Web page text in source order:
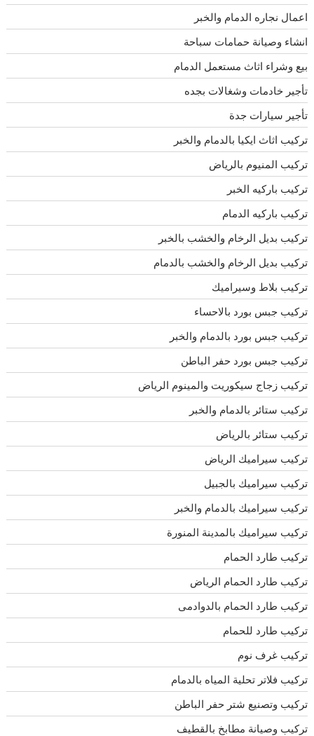
اعمال نجاره الدمام والخبر
انشاء وصيانة حمامات سباحة
بيع وشراء اثاث مستعمل الدمام
تأجير خادمات وشغالات بجده
تأجير سيارات جدة
تركيب اثاث ايكيا بالدمام والخبر
تركيب المنيوم بالرياض
تركيب باركيه الخبر
تركيب باركيه الدمام
تركيب بديل الرخام والخشب بالخبر
تركيب بديل الرخام والخشب بالدمام
تركيب بلاط وسيراميك
تركيب جبس بورد بالاحساء
تركيب جبس بورد بالدمام والخبر
تركيب جبس بورد حفر الباطن
تركيب زجاج سيكوريت والمينوم الرياض
تركيب ستائر بالدمام والخبر
تركيب ستائر بالرياض
تركيب سيراميك الرياض
تركيب سيراميك بالجبيل
تركيب سيراميك بالدمام والخبر
تركيب سيراميك بالمدينة المنورة
تركيب طارد الحمام
تركيب طارد الحمام الرياض
تركيب طارد الحمام بالدوادمى
تركيب طارد للحمام
تركيب غرف نوم
تركيب فلاتر تحلية المياه بالدمام
تركيب وتصنيع شتر حفر الباطن
تركيب وصيانة مطابخ بالقطيف